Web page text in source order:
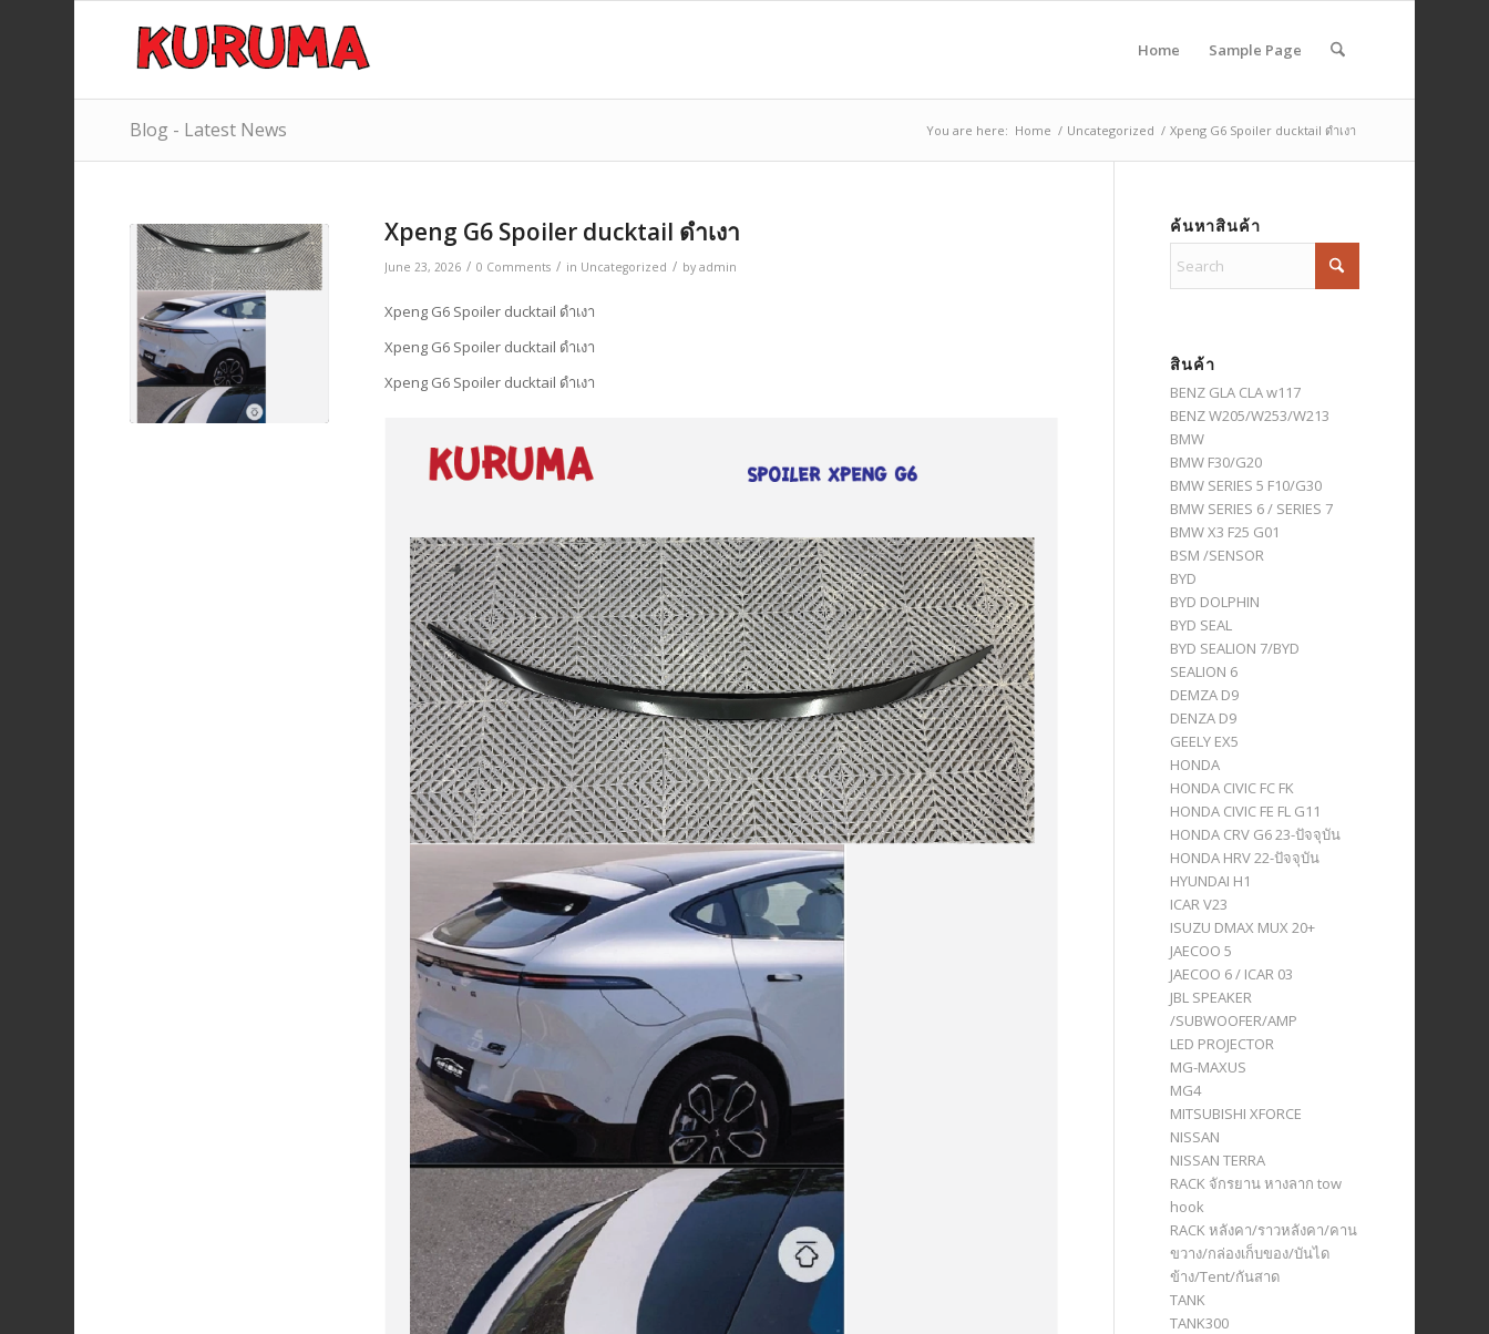
Home Sample Page
Blog - Latest News You are here: Home / Uncategorized / Xpeng G6 Spoiler ducktail ดำเงา
Xpeng G6 Spoiler ducktail ดำเงา
June 23, 2026 / 0 Comments / in Uncategorized / byadmin
Xpeng G6 Spoiler ducktail ดำเงา
Xpeng G6 Spoiler ducktail ดำเงา
Xpeng G6 Spoiler ducktail ดำเงา
ค้นหาสินค้า
สินค้า
BENZ GLA CLA w117
BENZ W205/W253/W213
BMW
BMW F30/G20
BMW SERIES 5 F10/G30
BMW SERIES 6 / SERIES 7
BMW X3 F25 G01
BSM /SENSOR
BYD
BYD DOLPHIN
BYD SEAL
BYD SEALION 7/BYD
SEALION 6
DEMZA D9
DENZA D9
GEELY EX5
HONDA
HONDA CIVIC FC FK
HONDA CIVIC FE FL G11
HONDA CRV G6 23-ปัจจุบัน
HONDA HRV 22-ปัจจุบัน
HYUNDAI H1
ICAR V23
ISUZU DMAX MUX 20+
JAECOO 5
JAECOO 6 / ICAR 03
JBL SPEAKER
/SUBWOOFER/AMP
LED PROJECTOR
MG-MAXUS
MG4
MITSUBISHI XFORCE
NISSAN
NISSAN TERRA
RACK จักรยาน หางลาก tow
hook
RACK หลังคา/ราวหลังคา/คาน
ขวาง/กล่องเก็บของ/บันได
ข้าง/Tent/กันสาด
TANK
TANK300